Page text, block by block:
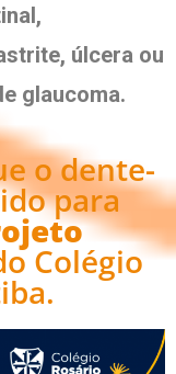
úlcera ou
glaucoma.
o dente-
para
Colégio